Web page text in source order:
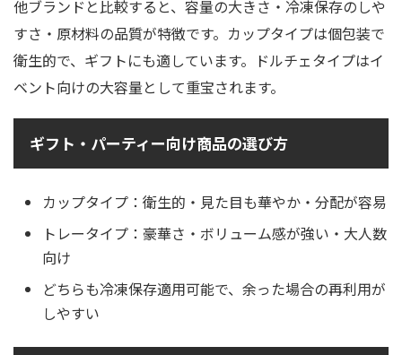
他ブランドと比較すると、容量の大きさ・冷凍保存のしや
すさ・原材料の品質が特徴です。カップタイプは個包装で
衛生的で、ギフトにも適しています。ドルチェタイプはイ
ベント向けの大容量として重宝されます。
ギフト・パーティー向け商品の選び方
カップタイプ：衛生的・見た目も華やか・分配が容易
トレータイプ：豪華さ・ボリューム感が強い・大人数
向け
どちらも冷凍保存適用可能で、余った場合の再利用が
しやすい